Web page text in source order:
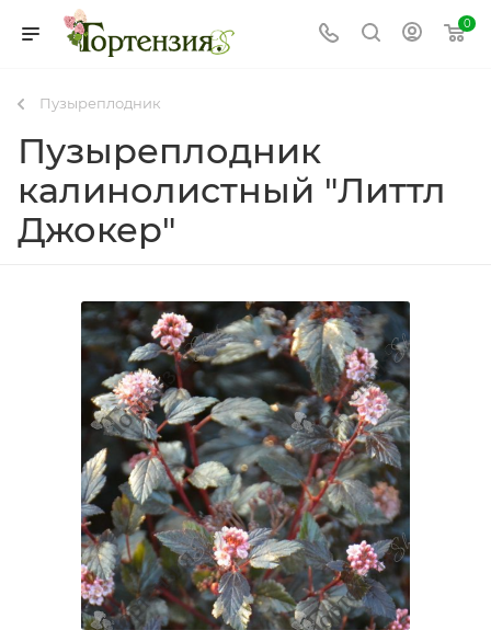
0
Пузыреплодник
Пузыреплодник
калинолистный "Литтл
Джокер"